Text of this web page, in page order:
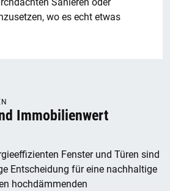
wo es echt etwas
Immobilienwert
Fenster und Türen sind
Entscheidung für eine nachhaltige
hochdämmenden